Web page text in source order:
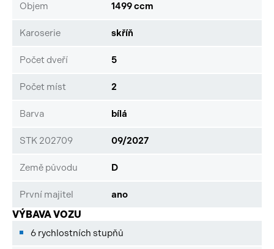
Objem 1499 ccm
Karoserie skříň
Počet dveří 5
Počet míst 2
Barva bílá
STK 202709 09/2027
Země původu D
První majitel ano
VÝBAVA VOZU
6 rychlostních stupňů